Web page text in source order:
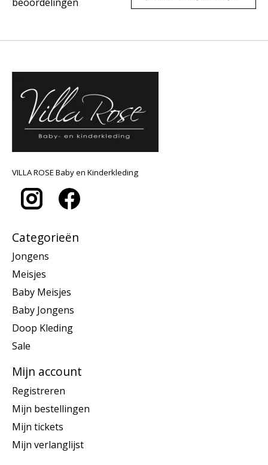
VILLA ROSE Baby en Kinderkleding
Categorieën
Jongens
Meisjes
Baby Meisjes
Baby Jongens
Doop Kleding
Sale
Mijn account
Registreren
Mijn bestellingen
Mijn tickets
Mijn verlanglijst